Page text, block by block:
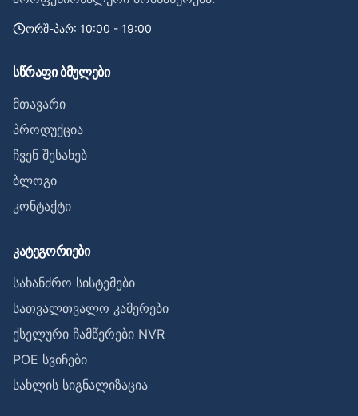
ორშ-პარ: 10:00 - 19:00
სწრაფი ბმულები
მთავარი
პროდუქცია
ჩვენ შესახებ
ბლოგი
კონტაქტი
კატეგორიები
სახანძრო სისტემები
სათვალთვალო კამერები
ქსელური ჩამწერები NVR
POE სვიჩები
სახლის სიგნალიზაცია